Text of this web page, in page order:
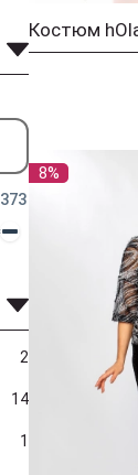
373
2
14
1
Костюм
8%